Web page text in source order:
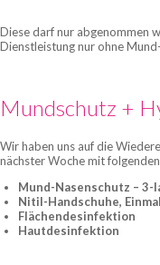
Diese darf nur abgenommen
Dienstleistung nur ohne
Mundschutz +
Wir haben uns auf die
nächster Woche mit
Mund-Nasenschutz – 3-
Nitil-Handschuhe,
Flächendesinfektion
Hautdesinfektion